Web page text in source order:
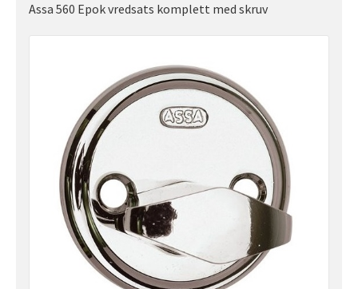
Assa 560 Epok vredsats komplett med skruv